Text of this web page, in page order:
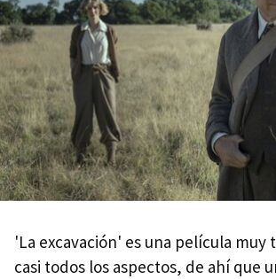
'La excavación' es una película muy
casi todos los aspectos, de ahí que